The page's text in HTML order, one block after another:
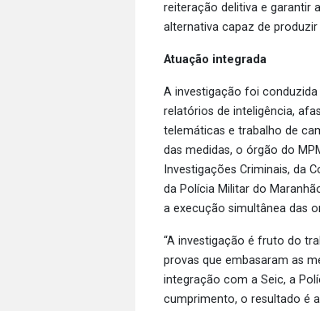
reiteração delitiva e garantir
alternativa capaz de
Atuação integrada
A investigação foi conduzida
relatórios de inteligência,
telemáticas e trabalho de
das medidas, o órgão do
Investigações Criminais, da
da Polícia Militar do
a execução simultânea das
“A investigação é fruto do
provas que embasaram as
integração com a Seic, a
cumprimento, o resultado é